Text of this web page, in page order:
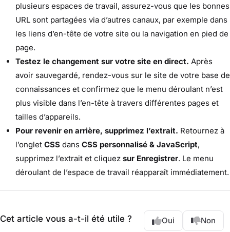
plusieurs espaces de travail, assurez-vous que les bonnes
URL sont partagées via d’autres canaux, par exemple dans
les liens d’en-tête de votre site ou la navigation en pied de
page.
Testez le changement sur votre site en direct. Après
avoir sauvegardé, rendez-vous sur le site de votre base de
connaissances et confirmez que le menu déroulant n’est
plus visible dans l’en-tête à travers différentes pages et
tailles d’appareils.
Pour revenir en arrière, supprimez l’extrait. Retournez à
l’onglet CSS dans CSS personnalisé & JavaScript,
supprimez l’extrait et cliquez sur Enregistrer. Le menu
déroulant de l’espace de travail réapparaît immédiatement.
Cet article vous a-t-il été utile ? Oui Non